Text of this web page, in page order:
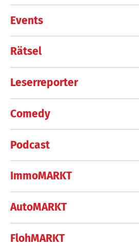
Events
Rätsel
Leserreporter
Comedy
Podcast
ImmoMARKT
AutoMARKT
FlohMARKT